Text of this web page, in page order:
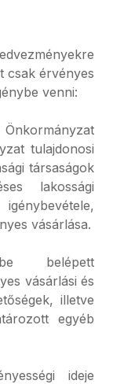
csak érvényes
venni:
tulajdonosi
társaságok
lakossági
igénybevétele,
vásárlása.
belépett
vásárlási és
illetve
egyéb
ideje